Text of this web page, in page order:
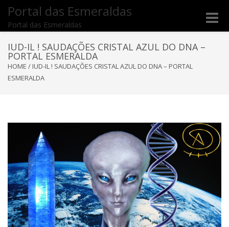
Portal das Esmeraldas
Portal das Esmeraldas
Toggle
IUD-IL ! SAUDAÇÕES CRISTAL AZUL DO DNA –
PORTAL ESMERALDA
HOME / IUD-IL ! SAUDAÇÕES CRISTAL AZUL DO DNA – PORTAL
ESMERALDA